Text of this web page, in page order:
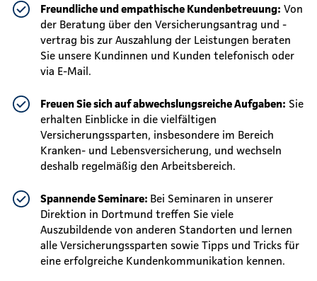
Freundliche und empathische Kundenbetreuung: Von
der Beratung über den Versicherungsantrag und -
vertrag bis zur Auszahlung der Leistungen beraten
Sie unsere Kundinnen und Kunden telefonisch oder
via E-Mail.
Freuen Sie sich auf abwechslungsreiche Aufgaben: Sie
erhalten Einblicke in die vielfältigen
Versicherungssparten, insbesondere im Bereich
Kranken- und Lebensversicherung, und wechseln
deshalb regelmäßig den Arbeitsbereich.
Spannende Seminare: Bei Seminaren in unserer
Direktion in Dortmund treffen Sie viele
Auszubildende von anderen Standorten und lernen
alle Versicherungssparten sowie Tipps und Tricks für
eine erfolgreiche Kundenkommunikation kennen.